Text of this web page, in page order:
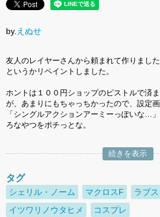
by. えぬせ
友人のレイヤーさんから頼まれて作りました
というかリペイントしました。
ホントは１００円ショップのピストルで済
が、あまりにもちゃっちかったので、設定
「シングルアクションアーミーっぽいな…
ろなやつをポチっとな。
続きを表示
タグ
シェリル・ノーム マクロスF
ラブ
イツワリノウタヒメ
コスプレ